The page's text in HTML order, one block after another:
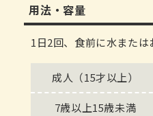
用法・容量
1日2回、食前に水または
成人（15才以上）
7歳以上15歳未満